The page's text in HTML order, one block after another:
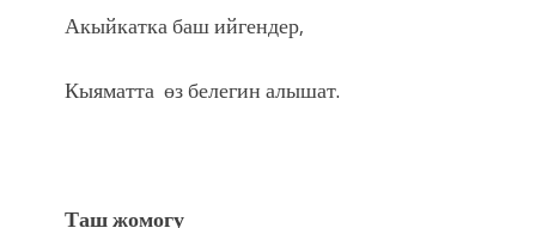
Акыйкатка баш ийгендер,
Кыяматта өз белегин алышат.
Ташжомогу